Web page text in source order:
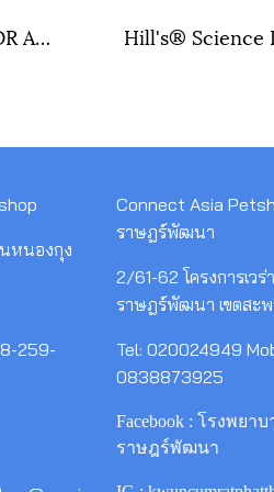
PURINA ONE INDOOR ADVANTAGE เพียวริน่า วัน อินดอร์ แอดแวนเทจ อาหารแมวแบบเม็ดสำหรับแมวโตเลี้ยงในบ้าน ขนาดถุง 6.6 kg.
หนองกุง
259-
Connect Asia
ราษฎร์พัฒนา
2/61-62 โครงการเว
ราษฎร์พัฒนา เขตสะ
Tel: 020024949
0838873925
Facebook : โรงพย
ราษฎร์พัฒนา